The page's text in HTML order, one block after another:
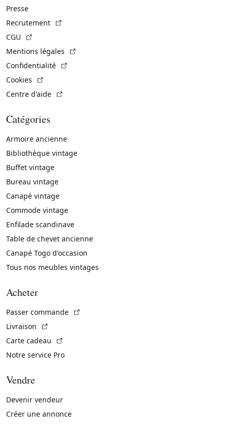
Presse
Recrutement
CGU
Mentions légales
Confidentialité
Cookies
Centre d'aide
Catégories
Armoire ancienne
Bibliothèque vintage
Buffet vintage
Bureau vintage
Canapé vintage
Commode vintage
Enfilade scandinave
Table de chevet ancienne
Canapé Togo d'occasion
Tous nos meubles vintages
Acheter
Passer commande
Livraison
Carte cadeau
Notre service Pro
Vendre
Devenir vendeur
Créer une annonce